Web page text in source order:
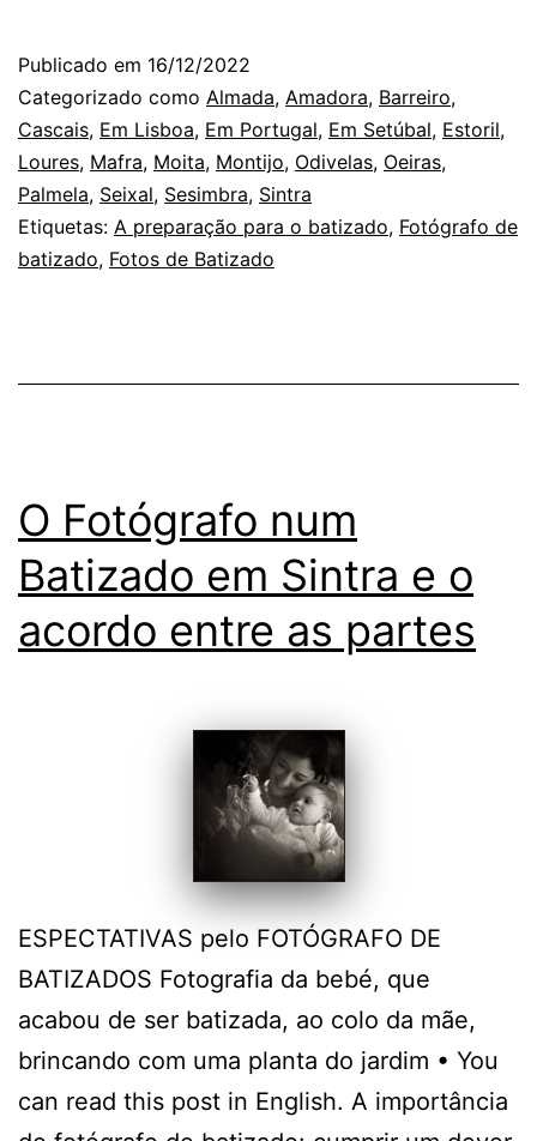
Batizado:
desafios
de
crianças
Publicado em 16/12/2022
Categorizado como Almada, Amadora, Barreiro,
Cascais, Em Lisboa, Em Portugal, Em Setúbal, Estoril,
Loures, Mafra, Moita, Montijo, Odivelas, Oeiras,
Palmela, Seixal, Sesimbra, Sintra
Etiquetas: A preparação para o batizado, Fotógrafo de
batizado, Fotos de Batizado
O Fotógrafo num
Batizado em Sintra e o
acordo entre as partes
ESPECTATIVAS pelo FOTÓGRAFO DE
BATIZADOS Fotografia da bebé, que
acabou de ser batizada, ao colo da mãe,
brincando com uma planta do jardim • You
can read this post in English. A importância